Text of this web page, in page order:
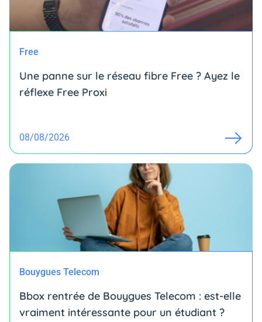
Free
Une panne sur le réseau fibre Free ? Ayez le
réflexe Free Proxi
08/08/2026
Bouygues Telecom
Bbox rentrée de Bouygues Telecom : est-elle
vraiment intéressante pour un étudiant ?